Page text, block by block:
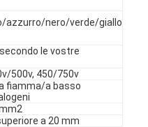
azzurro/nero/verde/giallo
le vostre
500v, 450/750v
fiamma/a basso
a 20 mm